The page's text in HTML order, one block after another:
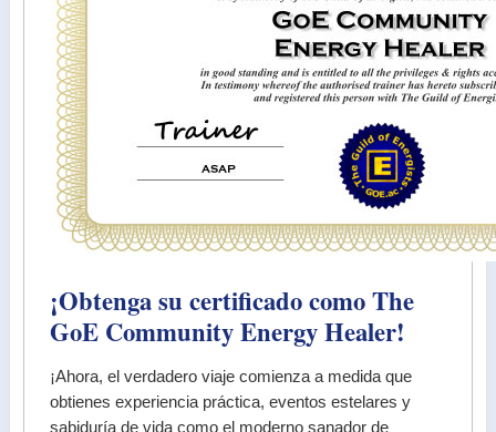
¡Obtenga su certificado como The
GoE Community Energy Healer!
¡Ahora, el verdadero viaje comienza a medida que
obtienes experiencia práctica, eventos estelares y
sabiduría de vida como el moderno sanador de